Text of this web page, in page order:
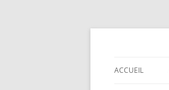
Aller
ACCUEIL